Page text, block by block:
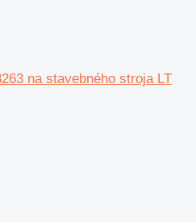
na stavebného stroja LT